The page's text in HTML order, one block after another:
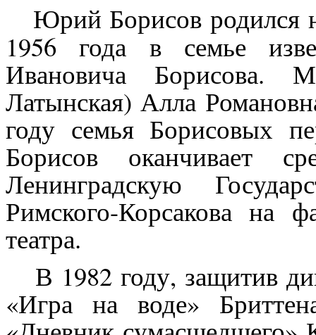
Юрий Борисов родился
1956 года в семье
Ивановича Борисова.
Латынская) Алла
году семья Борисовых
Борисов оканчивает
Ленинградскую
Римского-Корсакова на
театра.
В 1982 году, защитив
«Игра на воде»